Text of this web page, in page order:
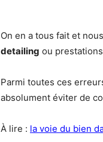
On en a tous fait et
detailing ou
Parmi toutes ces
absolument éviter de
À lire : la voie du bien